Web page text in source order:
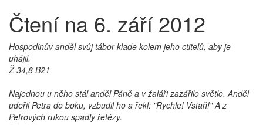
Čtení na 6. září 2012
Hospodinův anděl svůj tábor klade kolem jeho ctitelů, aby je
uhájil.
Ž 34,8 B21
Najednou u něho stál anděl Páně a v žaláři zazářilo světlo. Anděl
udeřil Petra do boku, vzbudil ho a řekl: "Rychle! Vstaň!" A z
Petrových rukou spadly řetězy.